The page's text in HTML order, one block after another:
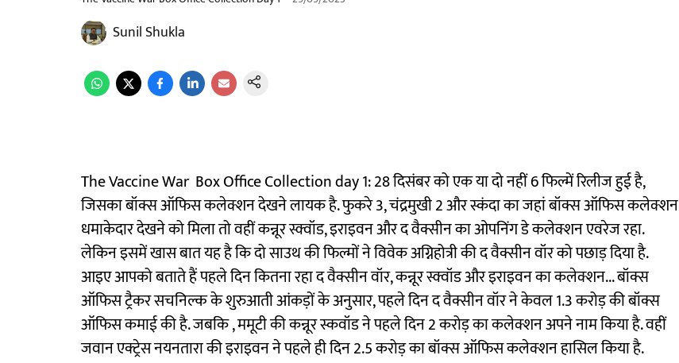
Sunil Shukla
The Vaccine War Box Office Collection day 1: 28 दिसंबर को एक या दो नहीं 6 फिल्में रिलीज हुई है,
जिसका बॉक्स ऑफिस कलेक्शन देखने लायक है. फुकरे 3, चंद्रमुखी 2 और स्कंदा का जहां बॉक्स ऑफिस कलेक्शन
धमाकेदार देखने को मिला तो वहीं कन्नूर स्क्वॉड, इराइवन और द वैक्सीन का ओपनिंग डे कलेक्शन एवरेज रहा.
लेकिन इसमें खास बात यह है कि दो साउथ की फिल्मों ने विवेक अग्निहोत्री की द वैक्सीन वॉर को पछाड़ दिया है.
आइए आपको बताते हैं पहले दिन कितना रहा द वैक्सीन वॉर, कन्नूर स्क्वॉड और इराइवन का कलेक्शन... बॉक्स
ऑफिस ट्रैकर सचनिल्क के शुरुआती आंकड़ों के अनुसार, पहले दिन द वैक्सीन वॉर ने केवल 1.3 करोड़ की बॉक्स
ऑफिस कमाई की है. जबकि , ममूटी की कन्नूर स्कवॉड ने पहले दिन 2 करोड़ का कलेक्शन अपने नाम किया है. वहीं
जवान एक्ट्रेस नयनतारा की इराइवन ने पहले ही दिन 2.5 करोड़ का बॉक्स ऑफिस कलेक्शन हासिल किया है.